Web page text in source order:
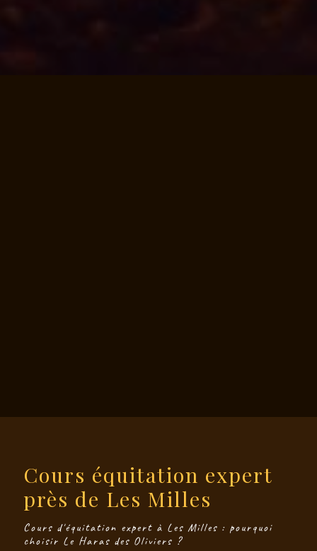
Cours équitation expert
près de Les Milles
Cours d'équitation expert à Les Milles : pourquoi
choisir Le Haras des Oliviers ?